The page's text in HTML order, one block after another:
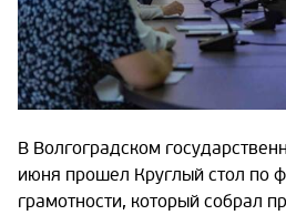
В Волгоградском
июня прошел Круглый стол по
грамотности, который собрал